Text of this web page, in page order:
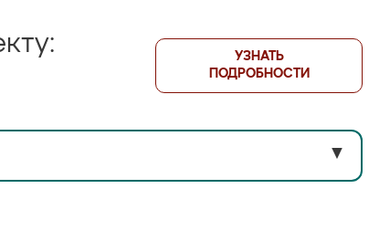
УЗНАТЬ
ПОДРОБНОСТИ
▼